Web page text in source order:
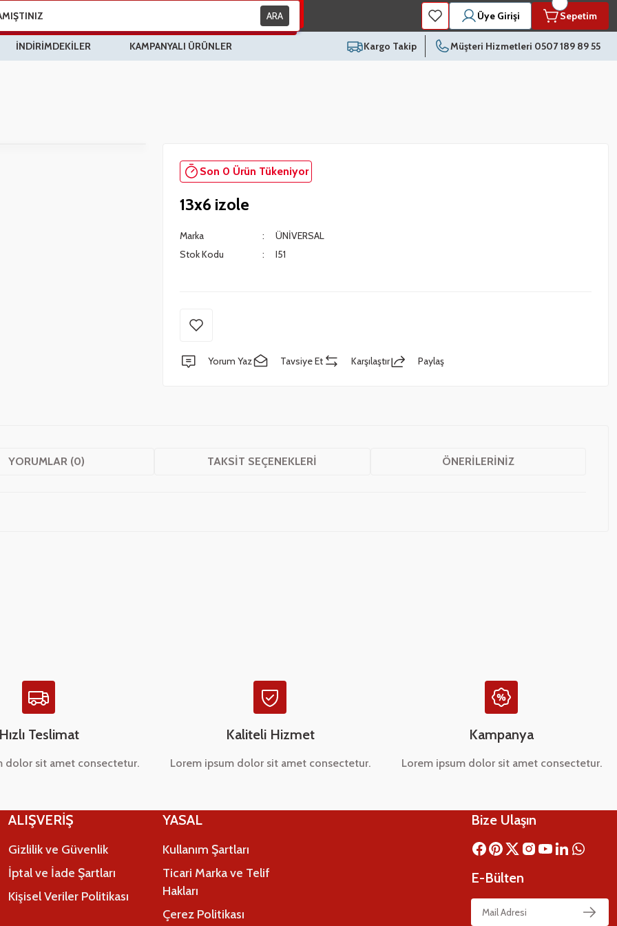
ARA Üye Girişi Sepetim
İNDİRİMDEKİLER KAMPANYALI ÜRÜNLER Kargo Takip Müşteri Hizmetleri 0507 189 89 55
Son 0 Ürün Tükeniyor
13x6 izole
Marka
ÜNİVERSAL
Stok Kodu
I51
Yorum Yaz Tavsiye Et Karşılaştır Paylaş
YORUMLAR (0) TAKSIT SEÇENEKLERI ÖNERILERINIZ
Hızlı Teslimat
dolor sit amet consectetur.
Kaliteli Hizmet
Lorem ipsum dolor sit amet consectetur.
Kampanya
Lorem ipsum dolor sit amet consectetur.
ALIŞVERİŞ
Gizlilik ve Güvenlik
İptal ve İade Şartları
Kişisel Veriler Politikası
YASAL
Kullanım Şartları
Ticari Marka ve Telif
Hakları
Çerez Politikası
Bize Ulaşın
E-Bülten